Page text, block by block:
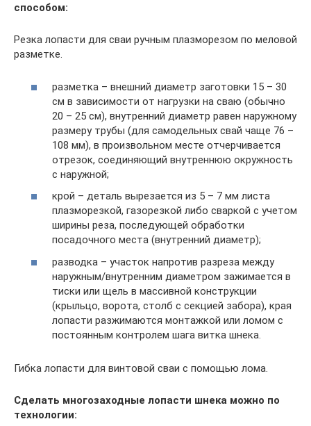
способом:
Резка лопасти для сваи ручным плазморезом по меловой
разметке.
разметка – внешний диаметр заготовки 15 – 30
см в зависимости от нагрузки на сваю (обычно
20 – 25 см), внутренний диаметр равен наружному
размеру трубы (для самодельных свай чаще 76 –
108 мм), в произвольном месте отчерчивается
отрезок, соединяющий внутреннюю окружность
с наружной;
крой – деталь вырезается из 5 – 7 мм листа
плазморезкой, газорезкой либо сваркой с учетом
ширины реза, последующей обработки
посадочного места (внутренний диаметр);
разводка – участок напротив разреза между
наружным/внутренним диаметром зажимается в
тиски или щель в массивной конструкции
(крыльцо, ворота, столб с секцией забора), края
лопасти разжимаются монтажкой или ломом с
постоянным контролем шага витка шнека.
Гибка лопасти для винтовой сваи с помощью лома.
Сделать многозаходные лопасти шнека можно по
технологии: